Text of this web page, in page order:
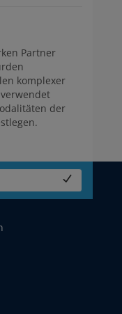
Partner
komplexer
der